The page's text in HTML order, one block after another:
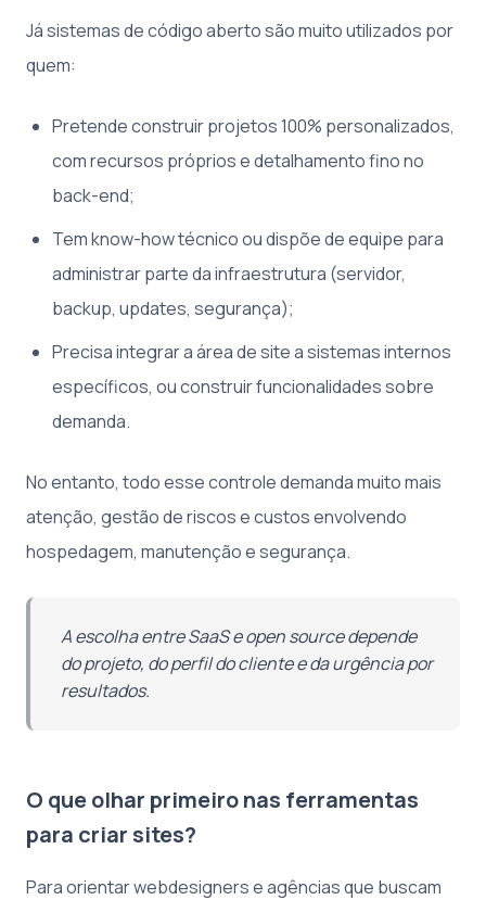
Já sistemas de código aberto são muito utilizados por
quem:
Pretende construir projetos 100% personalizados,
com recursos próprios e detalhamento fino no
back-end;
Tem know-how técnico ou dispõe de equipe para
administrar parte da infraestrutura (servidor,
backup, updates, segurança);
Precisa integrar a área de site a sistemas internos
específicos, ou construir funcionalidades sobre
demanda.
No entanto, todo esse controle demanda muito mais
atenção, gestão de riscos e custos envolvendo
hospedagem, manutenção e segurança.
A escolha entre SaaS e open source depende
do projeto, do perfil do cliente e da urgência por
resultados.
O que olhar primeiro nas ferramentas
para criar sites?
Para orientar webdesigners e agências que buscam